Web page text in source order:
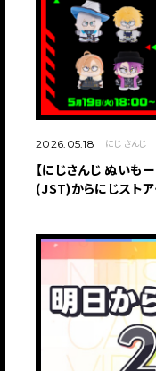
2026.05.18 にじさんじ
【にじさんじ ぬいも
(JST)からにじストア